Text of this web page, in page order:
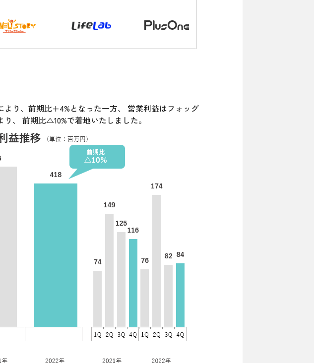
り、前期比+4%となった一方、 営業利益はフォッグ
、 前期比△10%で着地いたしました。